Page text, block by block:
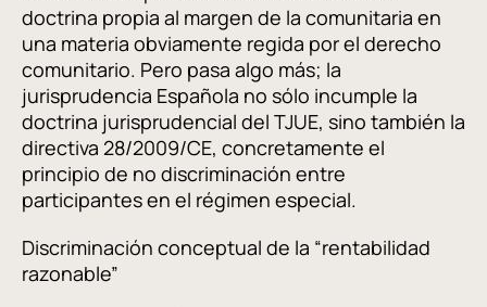
doctrina propia al margen de la comunitaria en
una materia obviamente regida por el derecho
comunitario. Pero pasa algo más; la
jurisprudencia Española no sólo incumple la
doctrina jurisprudencial del TJUE, sino también la
directiva 28/2009/CE, concretamente el
principio de no discriminación entre
participantes en el régimen especial.
Discriminación conceptual de la “rentabilidad
razonable”